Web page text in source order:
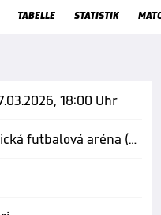
TABELLE STATISTIK
18:00 Uhr
Košice, Košická futbalová aréna (KFA)